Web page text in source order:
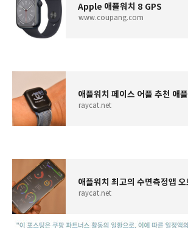
Apple 애플워치 8 GPS
www.coupang.com
raycat.net
애플워치 최고의 수면측정앱 오
raycat.net